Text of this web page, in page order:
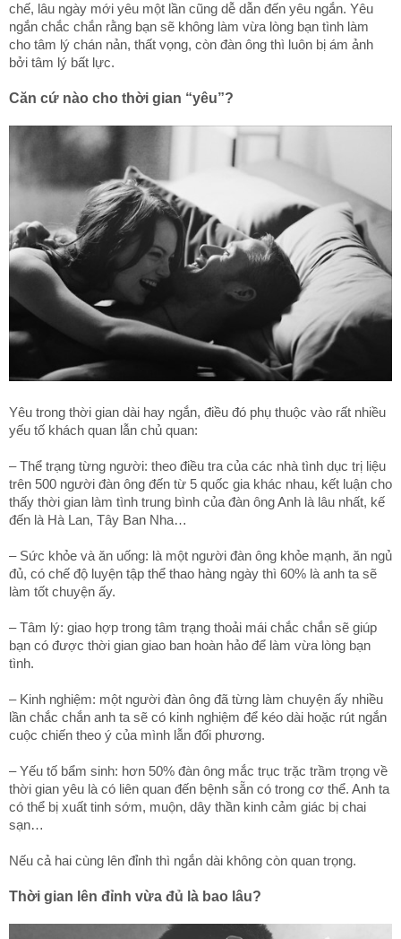
chế, lâu ngày mới yêu một lần cũng dễ dẫn đến yêu ngắn. Yêu
ngắn chắc chắn rằng bạn sẽ không làm vừa lòng bạn tình làm
cho tâm lý chán nản, thất vọng, còn đàn ông thì luôn bị ám ảnh
bởi tâm lý bất lực.
Căn cứ nào cho thời gian “yêu”?
Yêu trong thời gian dài hay ngắn, điều đó phụ thuộc vào rất nhiều
yếu tố khách quan lẫn chủ quan:
– Thể trạng từng người: theo điều tra của các nhà tình dục trị liệu
trên 500 người đàn ông đến từ 5 quốc gia khác nhau, kết luận cho
thấy thời gian làm tình trung bình của đàn ông Anh là lâu nhất, kế
đến là Hà Lan, Tây Ban Nha…
– Sức khỏe và ăn uống: là một người đàn ông khỏe mạnh, ăn ngủ
đủ, có chế độ luyện tập thể thao hàng ngày thì 60% là anh ta sẽ
làm tốt chuyện ấy.
– Tâm lý: giao hợp trong tâm trạng thoải mái chắc chắn sẽ giúp
bạn có được thời gian giao ban hoàn hảo để làm vừa lòng bạn
tình.
– Kinh nghiệm: một người đàn ông đã từng làm chuyện ấy nhiều
lần chắc chắn anh ta sẽ có kinh nghiệm để kéo dài hoặc rút ngắn
cuộc chiến theo ý của mình lẫn đối phương.
– Yếu tố bẩm sinh: hơn 50% đàn ông mắc trục trặc trầm trọng về
thời gian yêu là có liên quan đến bệnh sẵn có trong cơ thể. Anh ta
có thể bị xuất tinh sớm, muộn, dây thần kinh cảm giác bị chai
sạn…
Nếu cả hai cùng lên đỉnh thì ngắn dài không còn quan trọng.
Thời gian lên đỉnh vừa đủ là bao lâu?